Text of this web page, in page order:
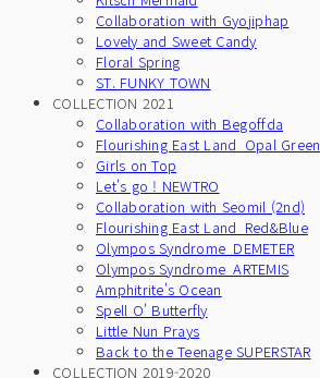
Collaboration with Gyojiphap
Lovely and Sweet Candy
Floral Spring
ST. FUNKY TOWN
COLLECTION 2021
Collaboration with Begoffda
Flourishing East Land_Opal Green
Girls on Top
Let's go ! NEWTRO
Collaboration with Seomil (2nd)
Flourishing East Land_Red&Blue
Olympos Syndrome_DEMETER
Olympos Syndrome_ARTEMIS
Amphitrite's Ocean
Spell O' Butterfly
Little Nun Prays
Back to the Teenage SUPERSTAR
COLLECTION 2019-2020